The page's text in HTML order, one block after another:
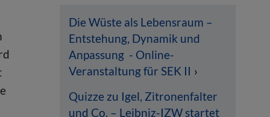
Die Wüste als Lebensraum –
Entstehung, Dynamik und
Anpassung - Online-
Veranstaltung für SEK II
Quizze zu Igel, Zitronenfalter
und Co. – Leibniz-IZW startet